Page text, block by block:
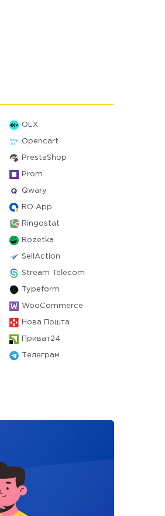
OLX
Opencart
PrestaShop
Prom
Qwary
RO App
Ringostat
Rozetka
SellAction
Stream Telecom
Typeform
WooCommerce
Нова Пошта
Приват24
Телеграм